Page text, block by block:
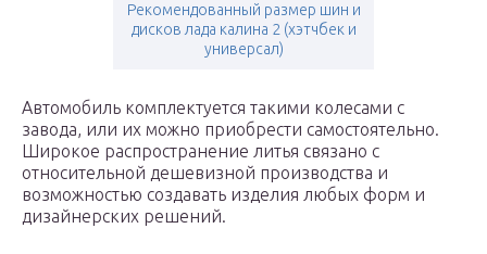
Рекомендованный размер шин и
дисков лада калина 2 (хэтчбек и
универсал)
Автомобиль комплектуется такими колесами с
завода, или их можно приобрести самостоятельно.
Широкое распространение литья связано с
относительной дешевизной производства и
возможностью создавать изделия любых форм и
дизайнерских решений.